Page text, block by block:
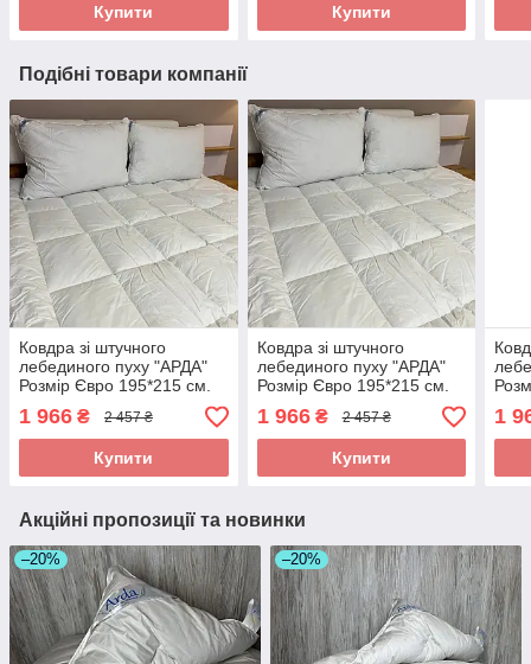
Купити Купити
Подібні товари компанії
Ковдра зі штучного
лебединого пуху "АРДА"
Розмір Євро 195*215 см.
Зимова тепла ковдра
1 966 ₴ 2 457 ₴
Купити
Ковдра зі штучного
лебединого пуху "АРДА"
Розмір Євро 195*215 см.
Зимова тепла ковдра
1 966₴ 2 457 ₴
Купити
1
Акційні пропозиції та новинки
–20% –20%